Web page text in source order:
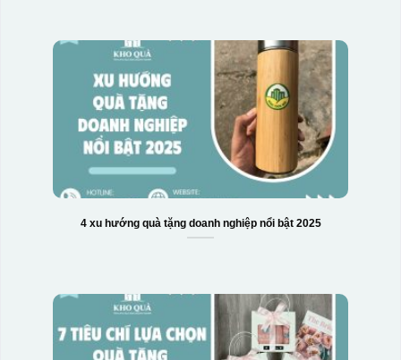
4 xu hướng quà tặng doanh nghiệp nổi bật 2025